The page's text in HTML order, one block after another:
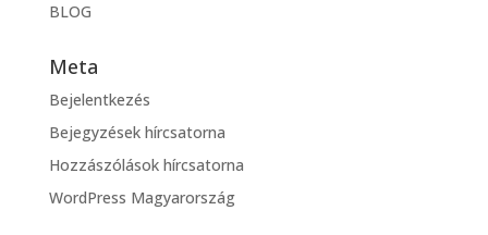
BLOG
Meta
Bejelentkezés
Bejegyzések hírcsatorna
Hozzászólások hírcsatorna
WordPress Magyarország